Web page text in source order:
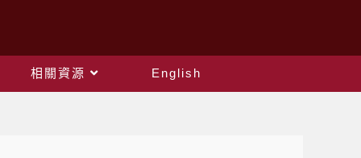
相關資源 English